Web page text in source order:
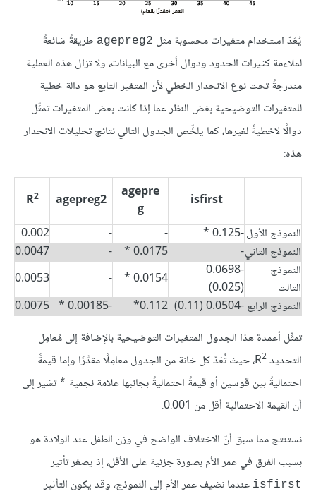
يُعَدّ استخدام متغيرات محسوبة مثل agepreg2 طريقةً شائعةً
لملاءمة كثيرات الحدود ودوال أخرى مع البيانات، ولا تزال هذه العملية
مندرجةً تحت نوع الانحدار الخطي لأن المتغير التابع هو دالة خطية
للمتغيرات التوضيحية بغض النظر عما إذا كانت بعض المتغيرات تمثِّل
دوالًا لاخطيةً لغيرها، كما يلخِّص الجدول التالي نتائج تحليلات الانحدار
هذه:
isfirst
agepre
g
agepreg2
R2
النموذج الأول-0.125 *
-
-
0.002
النموذج الثاني-
0.0175 *
-
0.0047
النموذج
الثالث
-0.0698
(0.025)
0.0154 *
-
0.0053
النموذج الرابع-0.0504 (0.11)
0.112*
-0.00185 *
0.0075
تمثِّل أعمدة هذا الجدول المتغيرات التوضيحية بالإضافة إلى مُعامِل
التحديد R2 ، حيث تُعَدّ كل خانة من الجدول معامِلًا مقدَّرًا وإما قيمةً
احتماليةً بين قوسين أو قيمةً احتماليةً بجانبها علامة نجمية * تشير إلى
أن القيمة الاحتمالية أقل من 0.001.
نستنتج مما سبق أنّ الاختلاف الواضح في وزن الطفل عند الولادة هو
بسبب الفرق في عمر الأم بصورة جزئية على الأقل، إذ يصغر تأثير
isfirst عندما نضيف عمر الأم إلى النموذج، وقد يكون التأثير